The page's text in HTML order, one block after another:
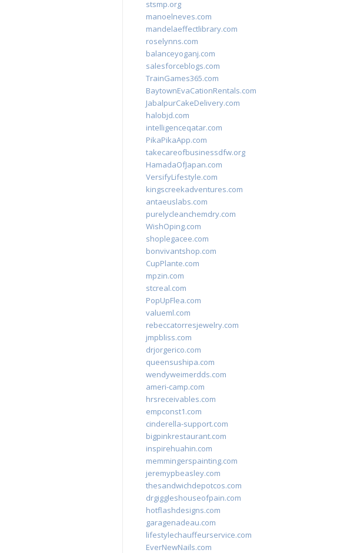
stsmp.org
manoelneves.com
mandelaeffectlibrary.com
roselynns.com
balanceyoganj.com
salesforceblogs.com
TrainGames365.com
BaytownEvaCationRentals.com
JabalpurCakeDelivery.com
halobjd.com
intelligenceqatar.com
PikaPikaApp.com
takecareofbusinessdfw.org
HamadaOfJapan.com
VersifyLifestyle.com
kingscreekadventures.com
antaeuslabs.com
purelycleanchemdry.com
WishOping.com
shoplegacee.com
bonvivantshop.com
CupPlante.com
mpzin.com
stcreal.com
PopUpFlea.com
valueml.com
rebeccatorresjewelry.com
jmpbliss.com
drjorgerico.com
queensushipa.com
wendyweimerdds.com
ameri-camp.com
hrsreceivables.com
empconst1.com
cinderella-support.com
bigpinkrestaurant.com
inspirehuahin.com
memmingerspainting.com
jeremypbeasley.com
thesandwichdepotcos.com
drgiggleshouseofpain.com
hotflashdesigns.com
garagenadeau.com
lifestylechauffeurservice.com
EverNewNails.com